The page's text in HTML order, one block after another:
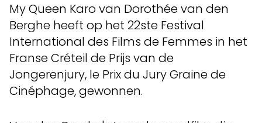
My Queen Karo van Dorothée van den
Berghe heeft op het 22ste Festival
International des Films de Femmes in het
Franse Créteil de Prijs van de
Jongerenjury, le Prix du Jury Graine de
Cinéphage, gewonnen.